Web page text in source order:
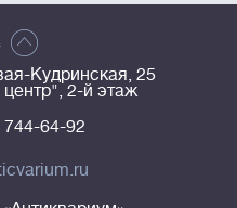
Кудринская, 25
2-й этаж
744-64-92